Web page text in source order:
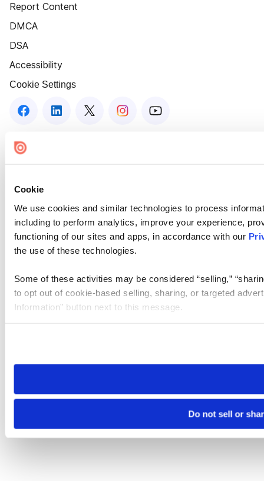
Cookie
We use cookies and similar technologies to process
including to perform analytics, improve your experience,
functioning of our sites and apps, in accordance with our
the use of these technologies.
Some of these activities may be considered “selling,”
to opt out of cookie-based selling, sharing, or targeted
Information” button next to this message.
need to be set again.
Do not sell or
Report Content
DMCA
DSA
Accessibility
Cookie Settings